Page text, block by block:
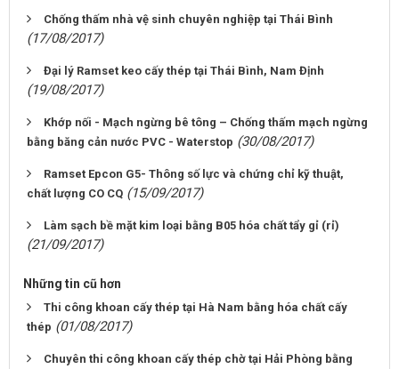
Chống thấm nhà vệ sinh chuyên nghiệp tại Thái Bình
(17/08/2017)
Đại lý Ramset keo cấy thép tại Thái Bình, Nam Định
(19/08/2017)
Khớp nối - Mạch ngừng bê tông – Chống thấm mạch ngừng
bằng băng cản nước PVC - Waterstop (30/08/2017)
Ramset Epcon G5- Thông số lực và chứng chỉ kỹ thuật,
chất lượng CO CQ (15/09/2017)
Làm sạch bề mặt kim loại bằng B05 hóa chất tẩy gỉ (rỉ)
(21/09/2017)
Những tin cũ hơn
Thi công khoan cấy thép tại Hà Nam bằng hóa chất cấy
thép (01/08/2017)
Chuyên thi công khoan cấy thép chờ tại Hải Phòng bằng